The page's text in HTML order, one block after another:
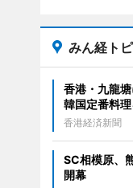
みん経ト
香港・九龍
韓国定番料
香港経済新聞
SC相模原、
開幕